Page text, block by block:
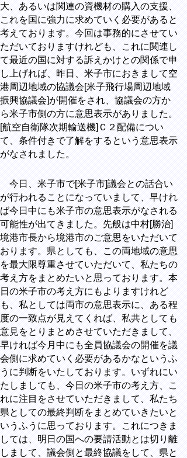
大、あるいは関連の資機材の購入の支援、
これを国に強力に求めていく必要があると
考えております。今回は事務的にさせてい
ただいておりますけれども、これに関連し
て最近の国に対する訴えかけとの関係で申
し上げれば、昨日、米子市におきまして空
港周辺地域の協議会[米子飛行場周辺地域
振興協議会]が開催をされ、協議会の方か
ら米子市側の方に意思表示がありました。
[航空自衛隊次期輸送機]Ｃ２配備につい
て、条件付きで了解をするという意思表示
がなされました。
今日、米子市で[米子市]議会との話合い
が行われることになっていまして、早けれ
ば今日中にも米子市の意思表示がなされる
可能性が出てきました。先般は中村[勝治]
境港市長から境港市のご意思をいただいて
おります。県としても、この両地域の意思
を最大限尊重させていただいて、私たちの
考え方をまとめたいと思っております。本
日の米子市の考え方にもよりますけれど
も、私としては両市の意思表示に、ある程
度の一致点が見えてくれば、私共としても
意見をとりまとめさせていただきまして、
早ければ今月中にも全員協議会の開催を議
会側に求めていく必要があるかなというふ
うに判断をいたしております。いずれにい
たしましても、今日の米子市の考え方、こ
れに注目をさせていただきまして、私たち
県としての最終判断をまとめていきたいと
いうふうに思っております。これにつきま
しては、明日の国への要請活動とは切り離
しまして、議会側と最終協議をして、県と